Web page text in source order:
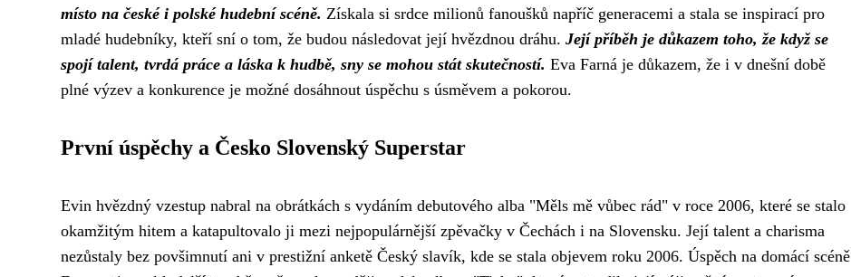
místo na české i polské hudební scéně. Získala si srdce milionů fanoušků napříč generacemi a stala se inspirací pro
mladé hudebníky, kteří sní o tom, že budou následovat její hvězdnou dráhu. Její příběh je důkazem toho, že když se
spojí talent, tvrdá práce a láska k hudbě, sny se mohou stát skutečností. Eva Farná je důkazem, že i v dnešní době
plné výzev a konkurence je možné dosáhnout úspěchu s úsměvem a pokorou.
První úspěchy a Česko Slovenský Superstar
Evin hvězdný vzestup nabral na obrátkách s vydáním debutového alba "Měls mě vůbec rád" v roce 2006, které se stalo
okamžitým hitem a katapultovalo ji mezi nejpopulárnější zpěvačky v Čechách i na Slovensku. Její talent a charisma
nezůstaly bez povšimnutí ani v prestižní anketě Český slavík, kde se stala objevem roku 2006. Úspěch na domácí scéně